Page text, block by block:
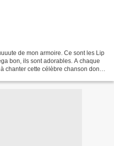
de mon armoire. Ce sont les Lip
bon, ils sont adorables. A chaque
chanter cette célèbre chanson dont